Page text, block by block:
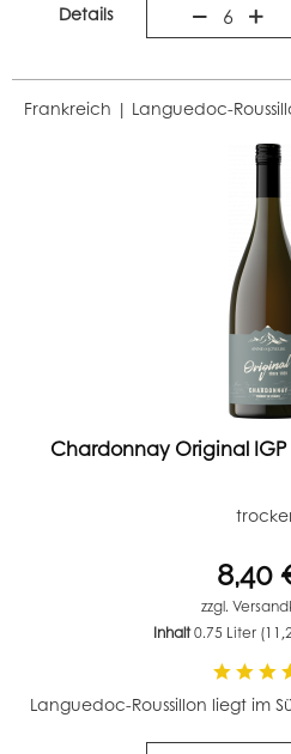
Details 6
Frankreich | Languedoc-
Chardonnay Original IGP
8,40
zzgl.
Inhalt0.75 Liter
Languedoc-Roussillon liegt im